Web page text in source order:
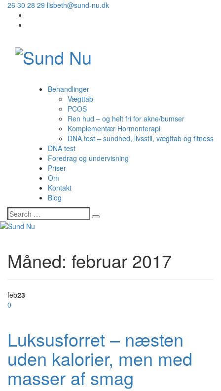
26 30 28 29 lisbeth@sund-nu.dk
Behandlinger
Vægttab
PCOS
Ren hud – og helt fri for akne/bumser
Komplementær Hormonterapi
DNA test – sundhed, livsstil, vægttab og fitness
DNA test
Foredrag og undervisning
Priser
Om
Kontakt
Blog
Måned: februar 2017
feb23
0
Luksusforret – næsten
uden kalorier, men med
masser af smag